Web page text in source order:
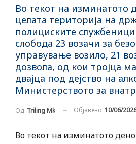
Во текот на изминатото
целата територија на
полициските
слобода 23 возачи за
управување возило, 21
дозвола, од кои тројца
двајца под дејство на
Министерството за
Од Triling Mk Објавено 10/06/
Во текот на изминатото